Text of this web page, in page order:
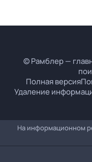
© Рамблер —
Полная версия
Удаление
На информационном